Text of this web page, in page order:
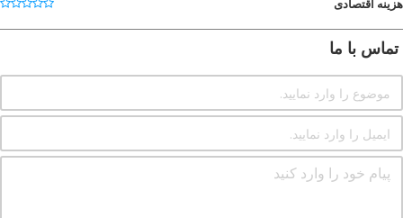
هزینه اقتصادی
تماس با ما